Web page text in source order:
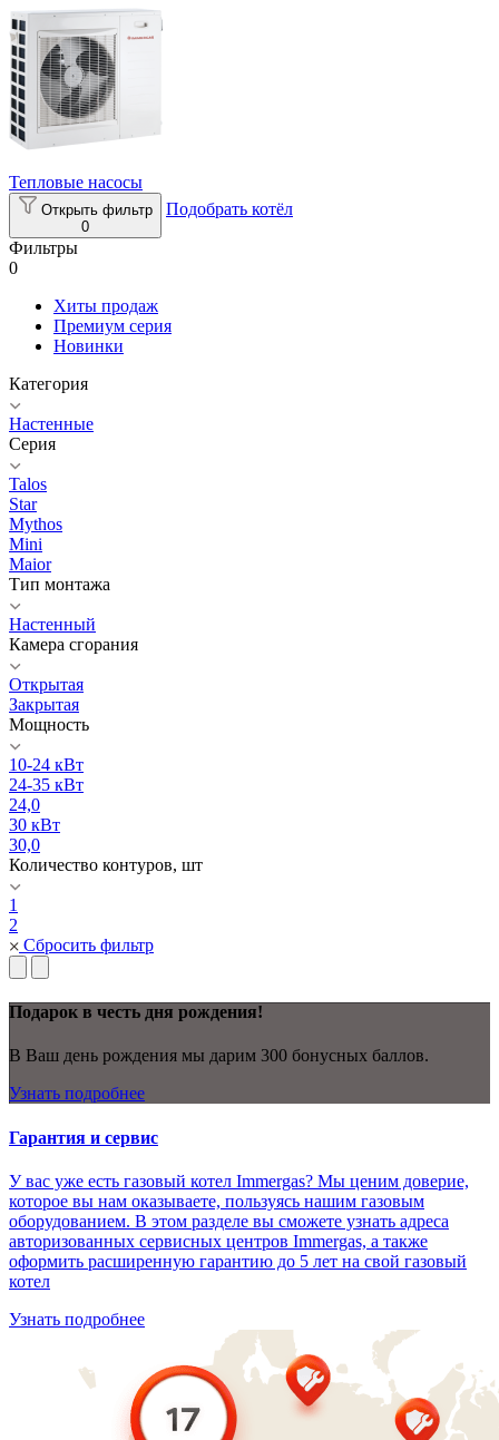
Тепловые насосы
Открыть фильтр
0
Подобрать котёл
Фильтры
0
Хиты продаж
Премиум серия
Новинки
Категория
Настенные
Серия
Talos
Star
Mythos
Mini
Maior
Тип монтажа
Настенный
Камера сгорания
Открытая
Закрытая
Мощность
10-24 кВт
24-35 кВт
24,0
30 кВт
30,0
Количество контуров, шт
1
2
Сбросить фильтр
Подарок в честь дня рождения!
В Ваш день рождения мы дарим 300 бонусных баллов.
Узнать подробнее
Гарантия и сервис
У вас уже есть газовый котел Immergas? Мы ценим доверие,
которое вы нам оказываете, пользуясь нашим газовым
оборудованием. В этом разделе вы сможете узнать адреса
авторизованных сервисных центров Immergas, а также
оформить расширенную гарантию до 5 лет на свой газовый
котел
Узнать подробнее